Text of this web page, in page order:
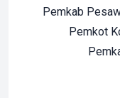
Pemkab
Pemkot